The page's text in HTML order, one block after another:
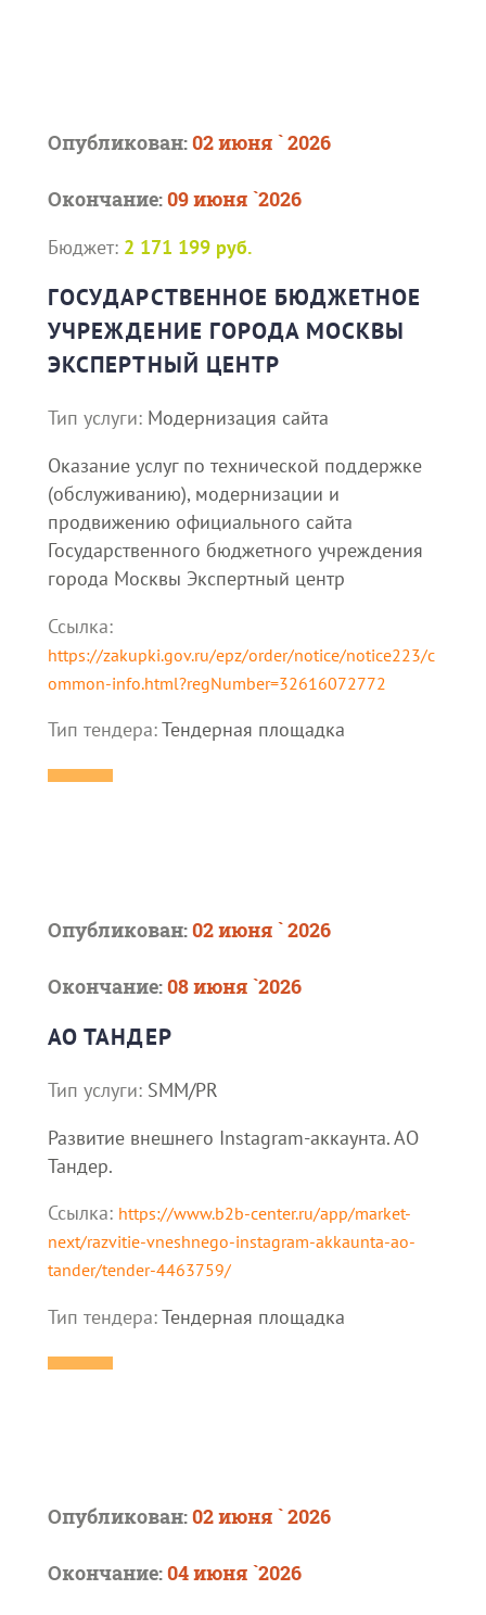
Опубликован:02 июня ` 2026
Окончание:09 июня `2026
Бюджет: 2 171 199 руб.
ГОСУДАРСТВЕННОЕ БЮДЖЕТНОЕ
УЧРЕЖДЕНИЕ ГОРОДА МОСКВЫ
ЭКСПЕРТНЫЙ ЦЕНТР
Тип услуги: Модернизация сайта
Оказание услуг по технической поддержке
(обслуживанию), модернизации и
продвижению официального сайта
Государственного бюджетного учреждения
города Москвы Экспертный центр
Ссылка:
https://zakupki.gov.ru/epz/order/notice/notice223/c
ommon-info.html?regNumber=32616072772
Тип тендера:Тендерная площадка
Опубликован:02 июня ` 2026
Окончание:08 июня `2026
АО ТАНДЕР
Тип услуги: SMM/PR
Развитие внешнего Instagram-аккаунта. АО
Тандер.
Ссылка: https://www.b2b-center.ru/app/market-
next/razvitie-vneshnego-instagram-akkaunta-ao-
tander/tender-4463759/
Тип тендера:Тендерная площадка
Опубликован:02 июня ` 2026
Окончание:04 июня `2026